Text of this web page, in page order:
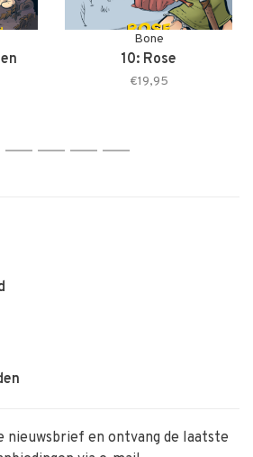
Bone
10: Rose
€19,95
2 3 4 5
nieuwsbrief en ontvang de laatste